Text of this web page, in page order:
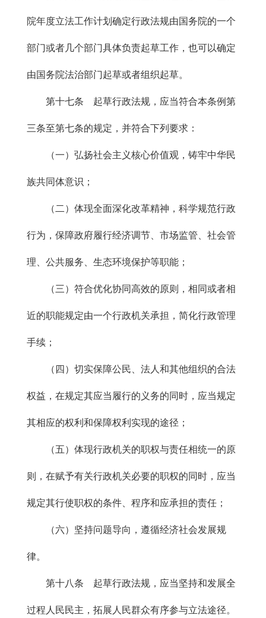
院年度立法工作计划确定行政法规由国务院的一个
部门或者几个部门具体负责起草工作，也可以确定
由国务院法治部门起草或者组织起草。
第十七条 起草行政法规，应当符合本条例第
三条至第七条的规定，并符合下列要求：
（一）弘扬社会主义核心价值观，铸牢中华民
族共同体意识；
（二）体现全面深化改革精神，科学规范行政
行为，保障政府履行经济调节、市场监管、社会管
理、公共服务、生态环境保护等职能；
（三）符合优化协同高效的原则，相同或者相
近的职能规定由一个行政机关承担，简化行政管理
手续；
（四）切实保障公民、法人和其他组织的合法
权益，在规定其应当履行的义务的同时，应当规定
其相应的权利和保障权利实现的途径；
（五）体现行政机关的职权与责任相统一的原
则，在赋予有关行政机关必要的职权的同时，应当
规定其行使职权的条件、程序和应承担的责任；
（六）坚持问题导向，遵循经济社会发展规
律。
第十八条 起草行政法规，应当坚持和发展全
过程人民民主，拓展人民群众有序参与立法途径。